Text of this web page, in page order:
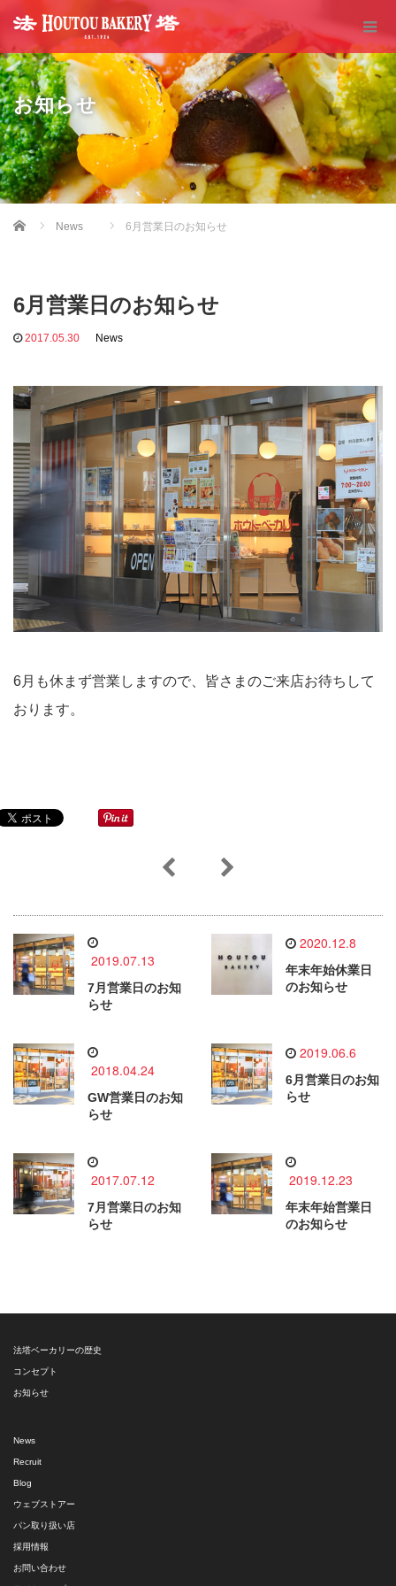
お知らせ
Home News 6月営業日のお知らせ
6月営業日のお知らせ
2017.05.30 News
6月も休まず営業しますので、皆さまのご来店お待ちして
おります。
2019.07.13
7月営業日のお知
らせ
2020.12.8
年末年始休業日
のお知らせ
2018.04.24
GW営業日のお知
らせ
2019.06.6
6月営業日のお知
らせ
2017.07.12
7月営業日のお知
らせ
2019.12.23
年末年始営業日
のお知らせ
法塔ベーカリーの歴史
コンセプト
お知らせ
News
Recruit
Blog
ウェブストアー
パン取り扱い店
採用情報
お問い合わせ